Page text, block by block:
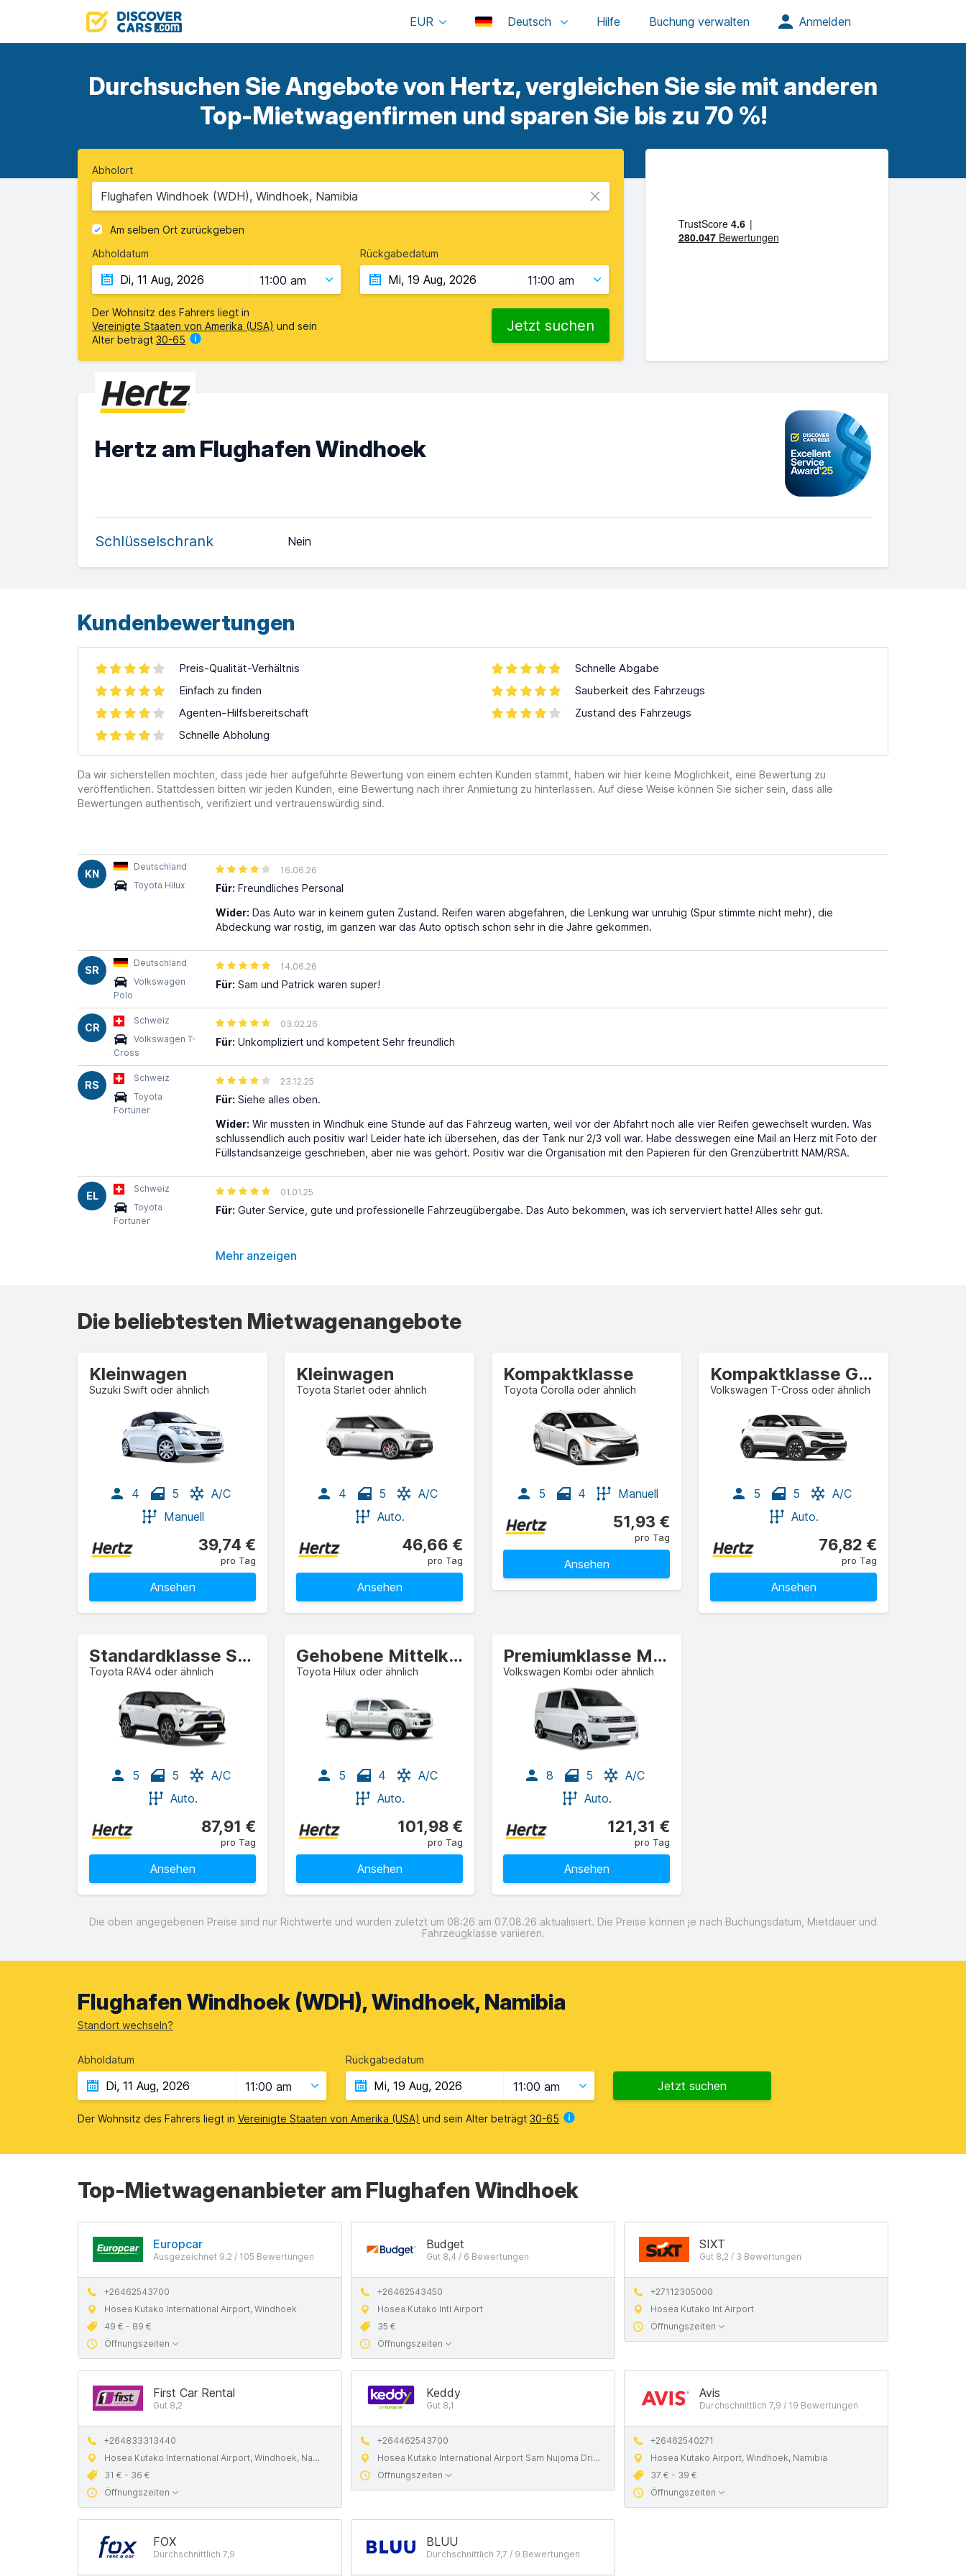
EUR Deutsch
Durchsuchen Sie Angebote von Hertz, vergleichen Sie sie mit anderen
Top-Mietwagenfirmen und sparen Sie bis zu 70 %!
Abholort
Flughafen Windhoek (WDH), Windhoek, Namibia
Am selben Ort zurückgeben
Abholdatum
11:00 am
Rückgabedatum
11:00 am
Der Wohnsitz des Fahrers liegt in
Vereinigte Staaten von Amerika (USA) und sein
Alter beträgt 30-65
Jetzt suchen
Hertz am Flughafen Windhoek
Schlüsselschrank Nein
Kundenbewertungen
Preis-Qualität-Verhältnis
Einfach zu finden
Agenten-Hilfsbereitschaft
Schnelle Abholung
Schnelle Abgabe
Sauberkeit des Fahrzeugs
Zustand des Fahrzeugs
Da wir sicherstellen möchten, dass jede hier aufgeführte Bewertung von einem echten Kunden stammt, haben wir hier keine Möglichkeit, eine Bewertung zu
veröffentlichen. Stattdessen bitten wir jeden Kunden, eine Bewertung nach ihrer Anmietung zu hinterlassen. Auf diese Weise können Sie sicher sein, dass alle
Bewertungen authentisch, verifiziert und vertrauenswürdig sind.
KN
Deutschland
Toyota Hilux
16.06.26
Für: Freundliches Personal
Wider: Das Auto war in keinem guten Zustand. Reifen waren abgefahren, die Lenkung war unruhig (Spur stimmte nicht mehr), die
Abdeckung war rostig, im ganzen war das Auto optisch schon sehr in die Jahre gekommen.
SR
Deutschland
Volkswagen
Polo
14.06.26
Für: Sam und Patrick waren super!
CR
Schweiz
Volkswagen T-
Cross
03.02.26
Für: Unkompliziert und kompetent Sehr freundlich
RS
Schweiz
Toyota
Fortuner
23.12.25
Für: Siehe alles oben.
Wider: Wir mussten in Windhuk eine Stunde auf das Fahrzeug warten, weil vor der Abfahrt noch alle vier Reifen gewechselt wurden. Was
schlussendlich auch positiv war! Leider hate ich übersehen, das der Tank nur 2/3 voll war. Habe desswegen eine Mail an Herz mit Foto der
Füllstandsanzeige geschrieben, aber nie was gehört. Positiv war die Organisation mit den Papieren für den Grenzübertritt NAM/RSA.
EL
Schweiz
Toyota
Fortuner
01.01.25
Für: Guter Service, gute und professionelle Fahrzeugübergabe. Das Auto bekommen, was ich serverviert hatte! Alles sehr gut.
Mehr anzeigen
Die beliebtesten Mietwagenangebote
Kleinwagen
Suzuki Swift oder ähnlich
4 5
A/C
Manuell
39,74 €
pro Tag
Ansehen
Kleinwagen
Toyota Starlet oder ähnlich
4 5
A/C
Auto.
46,66 €
pro Tag
Ansehen
Kompaktklasse
Toyota Corolla oder ähnlich
5 4 Manuell
51,93 €
pro Tag
Ansehen
Kompaktklasse Großraumlimousine
Volkswagen T-Cross oder ähnlich
5 5
A/C
Auto.
76,82 €
pro Tag
Ansehen
Standardklasse SUV
Toyota RAV4 oder ähnlich
5 5
A/C
Auto.
87,91 €
pro Tag
Ansehen
Gehobene Mittelklasse SUV
Toyota Hilux oder ähnlich
5 4
A/C
Auto.
101,98 €
pro Tag
Ansehen
Premiumklasse Minibus
Volkswagen Kombi oder ähnlich
8 5
A/C
Auto.
121,31 €
pro Tag
Ansehen
Die oben angegebenen Preise sind nur Richtwerte und wurden zuletzt um 08:26 am 07.08.26 aktualisiert. Die Preise können je nach Buchungsdatum, Mietdauer und
Fahrzeugklasse variieren.
Flughafen Windhoek (WDH), Windhoek, Namibia
Standort wechseln?
Abholdatum
11:00 am
Rückgabedatum
11:00 am Jetzt suchen
Der Wohnsitz des Fahrers liegt in Vereinigte Staaten von Amerika (USA) und sein Alter beträgt 30-65
Top-Mietwagenanbieter am Flughafen Windhoek
Europcar
Ausgezeichnet 9,2 / 105 Bewertungen
+26462543700
Hosea Kutako International Airport, Windhoek
49 € - 89 €
Öffnungszeiten
Budget
Gut 8,4 / 6 Bewertungen
+26462543450
Hosea Kutako Intl Airport
35 €
Öffnungszeiten
SIXT
Gut 8,2 / 3 Bewertungen
+27112305000
Hosea Kutako Int Airport
Öffnungszeiten
First Car Rental
Gut 8,2
+264833313440
Hosea Kutako International Airport, Windhoek, Namibia
31 € - 36 €
Öffnungszeiten
Keddy
Gut 8,1
+264462543700
Hosea Kutako International Airport Sam Nujoma Drive
Öffnungszeiten
Avis
Durchschnittlich 7,9 / 19 Bewertungen
+26462540271
Hosea Kutako Airport, Windhoek, Namibia
37 € - 39 €
Öffnungszeiten
FOX
Durchschnittlich 7,9
BLUU
Durchschnittlich 7,7 / 9 Bewertungen